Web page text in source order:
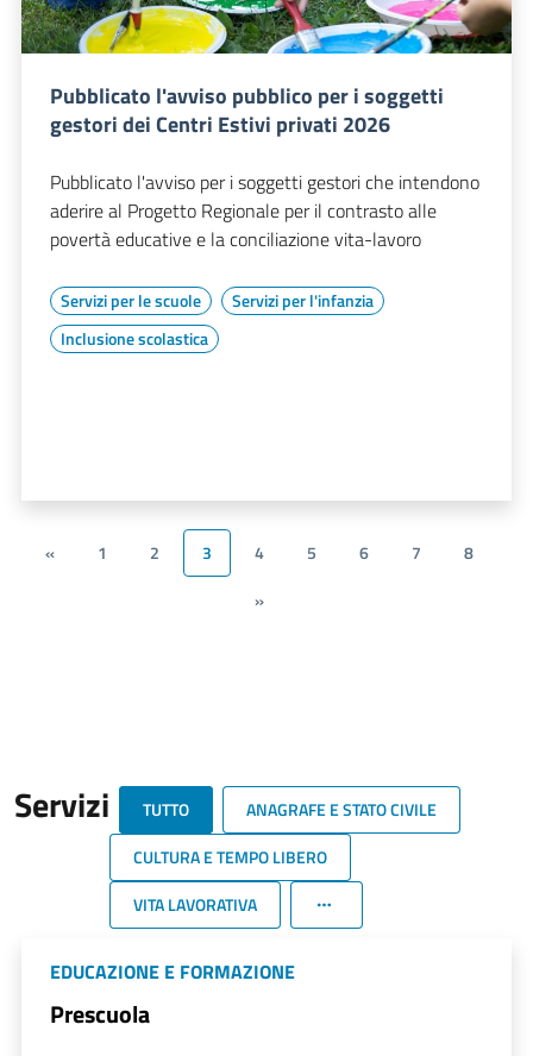
Pubblicato l'avviso pubblico per i soggetti
gestori dei Centri Estivi privati 2026
Pubblicato l'avviso per i soggetti gestori che intendono
aderire al Progetto Regionale per il contrasto alle
povertà educative e la conciliazione vita-lavoro
Servizi per le scuole
Servizi per l'infanzia
Inclusione scolastica
« 1 2 3 4 5 6 7
8
»
Servizi TUTTO
ANAGRAFE E STATO CIVILE
CULTURA E TEMPO LIBERO
VITA LAVORATIVA
EDUCAZIONE E FORMAZIONE
Prescuola